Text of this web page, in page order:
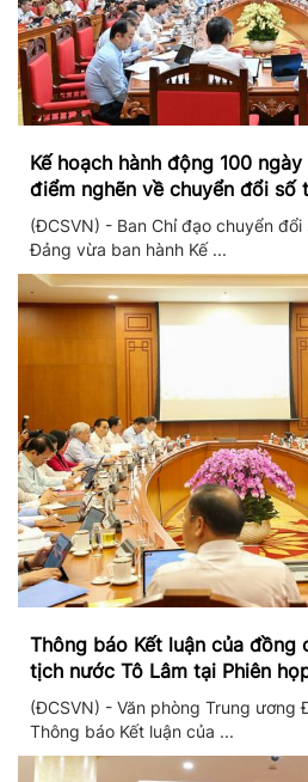
Kế hoạch hành động 100
điểm nghẽn về chuyển đổi số
Đảng
(ĐCSVN) - Ban Chỉ đạo chuyển
Đảng vừa ban hành Kế ...
Thông báo Kết luận của đồng
tịch nước Tô Lâm tại Phiên
ương thực hiện Nghị quyết 57
(ĐCSVN) - Văn phòng Trung ương
Thông báo Kết luận của ...